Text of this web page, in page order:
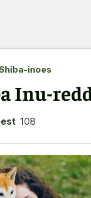
inoes
Inu-
108